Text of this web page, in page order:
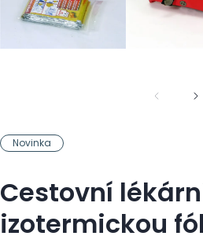
Novinka
Cestovní
izotermickou